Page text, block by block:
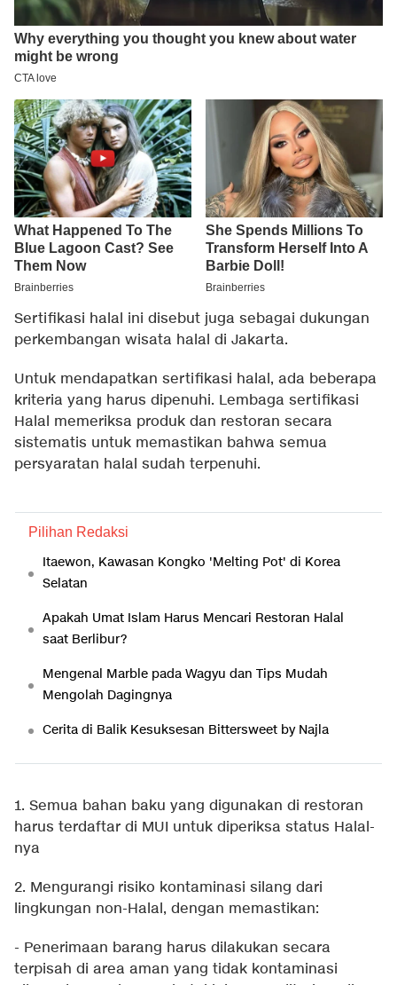
Sertifikasi halal ini disebut juga sebagai dukungan
perkembangan wisata halal di Jakarta.
Untuk mendapatkan sertifikasi halal, ada beberapa
kriteria yang harus dipenuhi. Lembaga sertifikasi
Halal memeriksa produk dan restoran secara
sistematis untuk memastikan bahwa semua
persyaratan halal sudah terpenuhi.
Pilihan Redaksi
Itaewon, Kawasan Kongko 'Melting Pot' di Korea
Selatan
Apakah Umat Islam Harus Mencari Restoran Halal
saat Berlibur?
Mengenal Marble pada Wagyu dan Tips Mudah
Mengolah Dagingnya
Cerita di Balik Kesuksesan Bittersweet by Najla
1. Semua bahan baku yang digunakan di restoran
harus terdaftar di MUI untuk diperiksa status Halal-
nya
2. Mengurangi risiko kontaminasi silang dari
lingkungan non-Halal, dengan memastikan:
- Penerimaan barang harus dilakukan secara
terpisah di area aman yang tidak kontaminasi